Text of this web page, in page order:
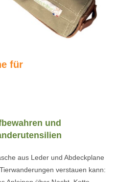
für
und
aus Leder und Abdeckplane
verstauen kann: